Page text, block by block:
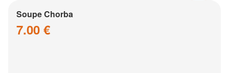
Soupe Chorba
7.00 €